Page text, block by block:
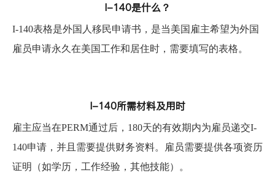
I-140是什么？
I-140表格是外国人移民申请书，是当美国雇主希望为外国
雇员申请永久在美国工作和居住时，需要填写的表格。
I-140所需材料及用时
雇主应当在PERM通过后，180天的有效期内为雇员递交I-
140申请，并且需要提供财务资料。雇员需要提供各项资历
证明（如学历，工作经验，其他技能）。